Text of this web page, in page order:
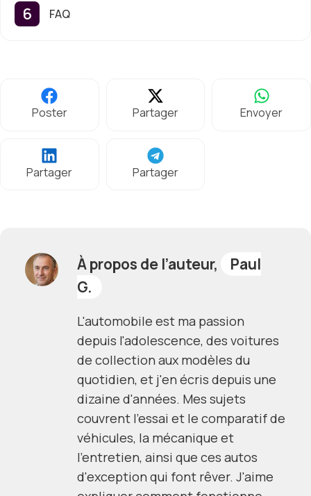
FAQ
Poster Partager Envoyer
Partager Partager
À propos de l’auteur,
Paul
G.
L'automobile est ma passion
depuis l'adolescence, des voitures
de collection aux modèles du
quotidien, et j'en écris depuis une
dizaine d'années. Mes sujets
couvrent l'essai et le comparatif de
véhicules, la mécanique et
l'entretien, ainsi que ces autos
d'exception qui font rêver. J'aime